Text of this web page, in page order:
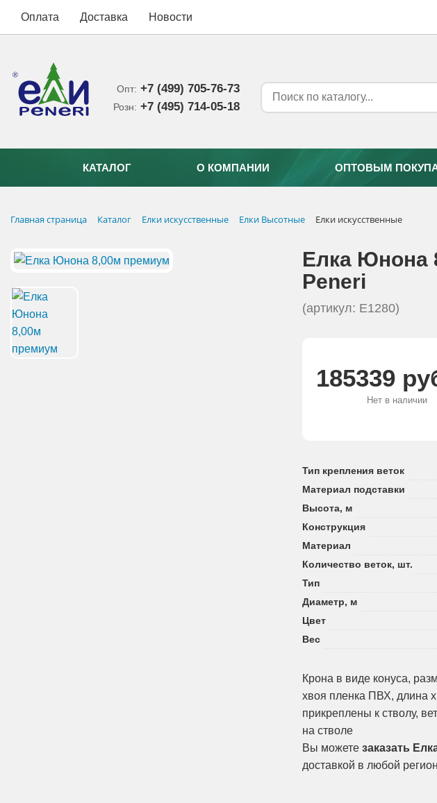
Оплата Доставка Новости
Опт: +7 (499) 705-76-73
Розн: +7 (495) 714-05-18‬
КАТАЛОГ О КОМПАНИИ ОПТОВЫМ
Главная страница Каталог Елки искусственные Елки Высотные Елки искусственные
Елка Юнона
Peneri
(артикул: E1280)
185339
Нет в наличии
Тип крепления веток
Материал подставки
Высота, м
Конструкция
Материал
Количество веток, шт.
Тип
Диаметр, м
Цвет
Вес
Крона в виде конуса,
хвоя пленка ПВХ, длина
прикреплены к стволу,
на стволе
Вы можете заказать
доставкой в любой